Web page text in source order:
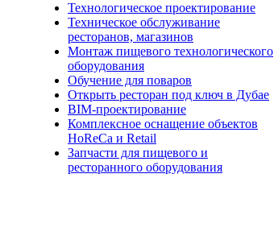
Технологическое проектирование
Техническое обслуживание
ресторанов, магазинов
Монтаж пищевого технологического
оборудования
Обучение для поваров
Открыть ресторан под ключ в Дубае
BIM-проектирование
Комплексное оснащение объектов
HoReCa и Retail
Запчасти для пищевого и
ресторанного оборудования